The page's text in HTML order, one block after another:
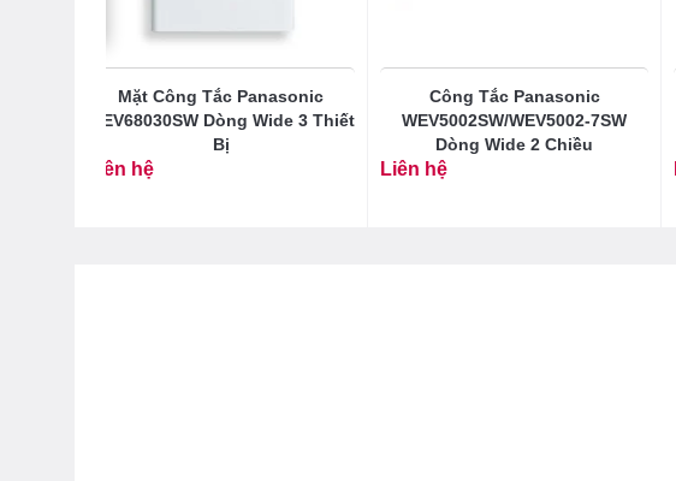
Mặt Công Tắc Panasonic
WEV68030SW Dòng Wide 3 Thiết
Bị
Liên hệ
Công Tắc Panasonic
WEV5002SW/WEV5002-7SW
Dòng Wide 2 Chiều
Liên hệ